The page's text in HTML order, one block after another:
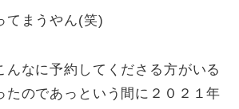
てまうやん(笑)
んなに予約してくださる方がいる
たのであっという間に２０２１年